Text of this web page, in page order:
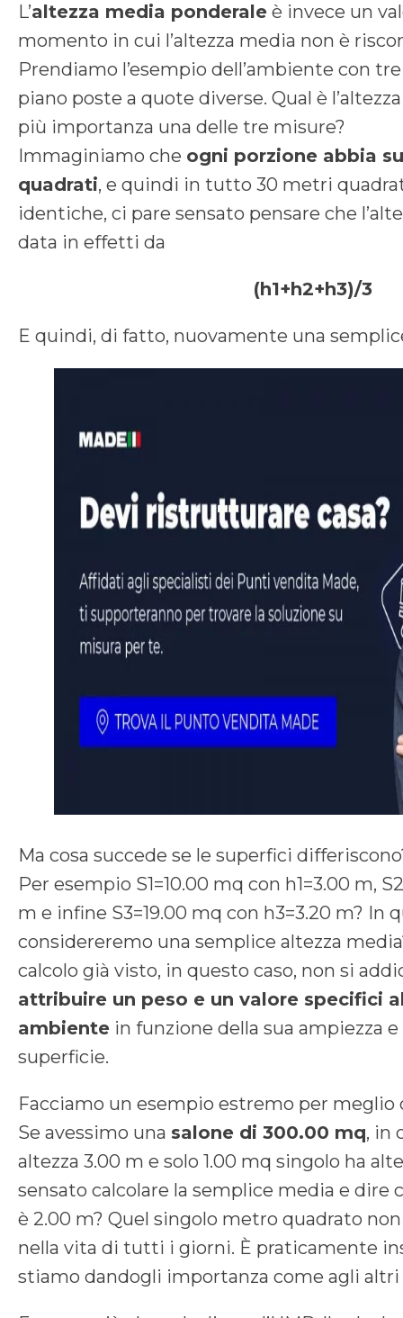
L’altezza media ponderale è invece un
momento in cui l’altezza media non è
Prendiamo l’esempio dell’ambiente con
piano poste a quote diverse. Qual è
più importanza una delle tre misure?
Immaginiamo che ogni porzione abbia
quadrati, e quindi in tutto 30 metri
identiche, ci pare sensato pensare che
data in effetti da
(h1+h2+h3)/3
E quindi, di fatto, nuovamente una
Ma cosa succede se le superfici
Per esempio S1=10.00 mq con h1=3.00 m,
m e infine S3=19.00 mq con h3=3.20 m? In
considereremo una semplice altezza
calcolo già visto, in questo caso, non si
attribuire un peso e un valore specifici
ambiente in funzione della sua ampiezza
superficie.
Facciamo un esempio estremo per meglio
Se avessimo una salone di 300.00 mq, in
altezza 3.00 m e solo 1.00 mq singolo ha
sensato calcolare la semplice media e dire
è 2.00 m? Quel singolo metro quadrato
nella vita di tutti i giorni. È praticamente
stiamo dandogli importanza come agli altri